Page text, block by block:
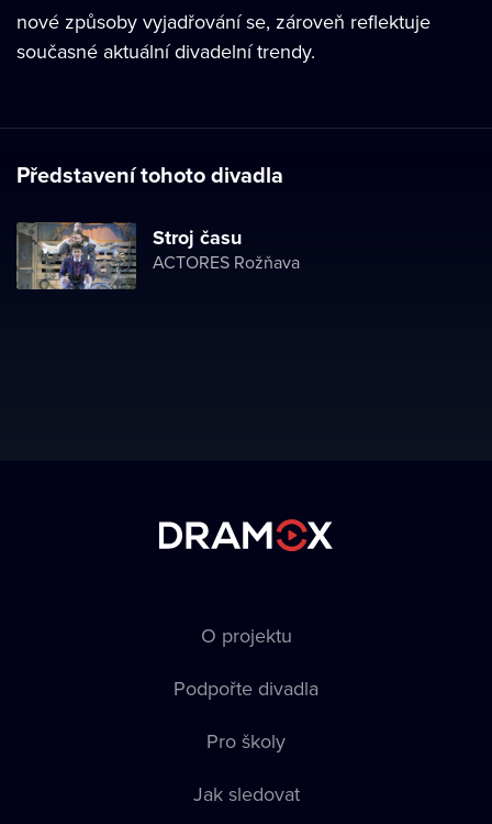
nové způsoby vyjadřování se, zároveň reflektuje
současné aktuální divadelní trendy.
Představení tohoto divadla
Stroj času
ACTORES Rožňava
O projektu
Podpořte divadla
Pro školy
Jak sledovat